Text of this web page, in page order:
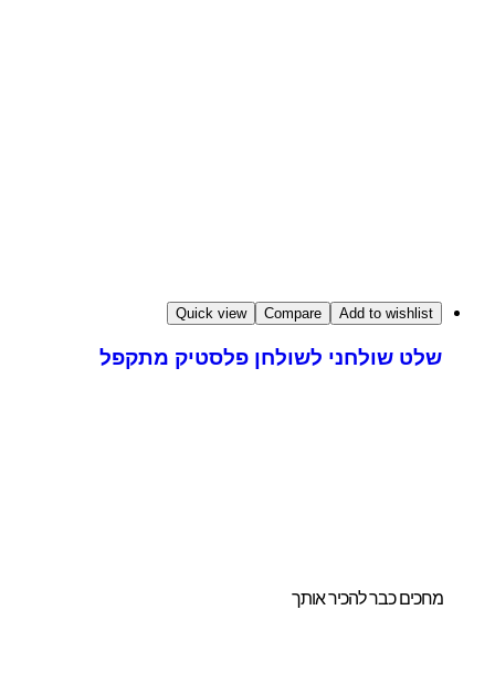
Add to wishlist
Compare
Quick view
שלט שולחני לשולחן פלסטיק מתקפל
מחכים כבר להכיר אותך